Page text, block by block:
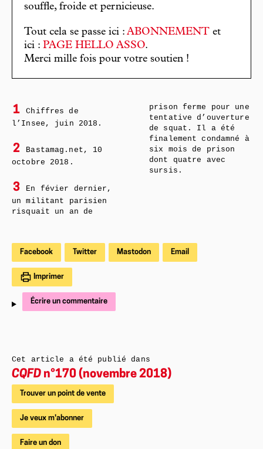
souffle, froide et pernicieuse.
Tout cela se passe ici : ABONNEMENT et
ici : PAGE HELLO ASSO.
Merci mille fois pour votre soutien !
1
Chiffres de
l’Insee, juin 2018.
2
Bastamag.net, 10
octobre 2018.
3
En févier dernier,
un militant parisien
risquait un an de
prison ferme pour une
tentative d’ouverture
de squat. Il a été
finalement condamné à
six mois de prison
dont quatre avec
sursis.
Facebook Twitter Mastodon Email
Imprimer
Écrire un commentaire
Cet article a été publié dans
CQFD n°170 (novembre 2018)
Trouver un point de vente
Je veux m'abonner
Faire un don